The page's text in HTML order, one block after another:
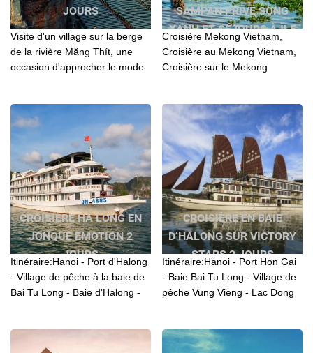
JOURS
Visite d'un village sur la berge
de la rivière Măng Thít, une
occasion d'approcher le mode
SAMPAN PRIVÉ SONG
XANH ET SÉJOURS À ÎLE
DE PHU QUOC
Croisière Mekong Vietnam,
Croisière au Mekong Vietnam,
Croisière sur le Mekong
Mekong...
CROISIERE HA LONG EN
JONQUE EMOTION 2
JOURS
Itinéraire:Hanoi - Port d'Halong
- Village de pêche à la baie de
Bai Tu Long - Baie d'Halong -
CROISIÈRE EN BAIE
D’HALONG SUR VICTORY
STARS 2 JOURS
Itinéraire:Hanoi - Port Hon Gai
- Baie Bai Tu Long - Village de
pêche Vung Vieng - Lac Dong
Hanoi